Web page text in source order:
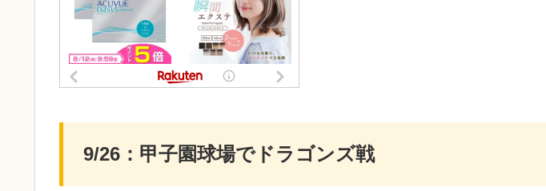
9/26：甲子園球場でドラゴンズ戦